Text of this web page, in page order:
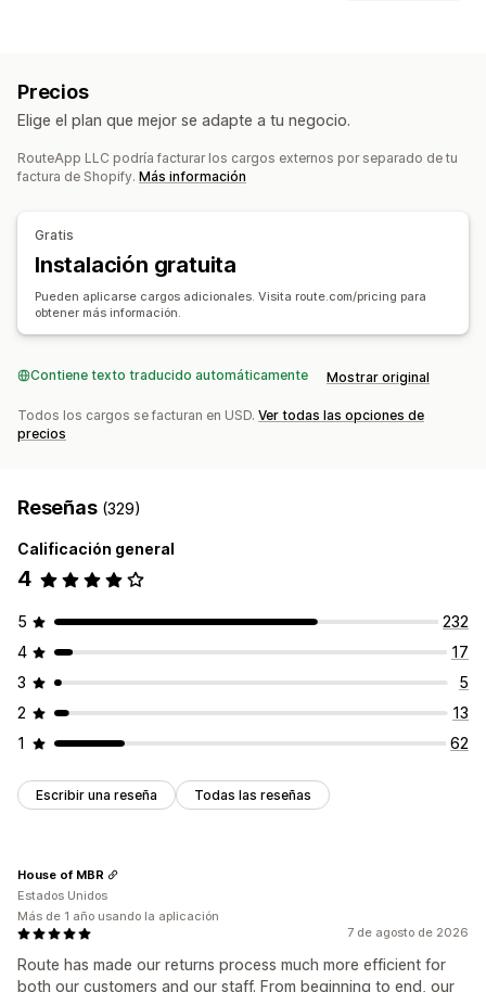
Paneles de control
Correo electrónico
Notificaciones en tiempo real SMS
Cambios
Códigos QR
Tarjetas de regalo
Crédito en tienda
Devoluciones de regalos Códigos de descuento
Artículos que no se pueden devolver
Plazos de la devolución Motivos de devolución
Múltiples idiomas Etiquetas de envíos
Promoción de marca personalizada
Gestión de reembolsos
Precios
Elige el plan que mejor se adapte a tu negocio.
RouteApp LLC podría facturar los cargos externos por separado de tu
factura de Shopify. Más información
Gratis
Instalación gratuita
Pueden aplicarse cargos adicionales. Visita route.com/pricing para
obtener más información.
Contiene texto traducido automáticamente Mostrar original
Todos los cargos se facturan en USD. Ver todas las opciones de
precios
Reseñas (329)
Calificación general
4
5
232
4
17
3
5
2
13
1
62
Escribir una reseña Todas las reseñas
7 de agosto de 2026
Route has made our returns process much more efficient for
both our customers and our staff. From beginning to end, our
House of MBR
Estados Unidos
Más de 1 año usando la aplicación